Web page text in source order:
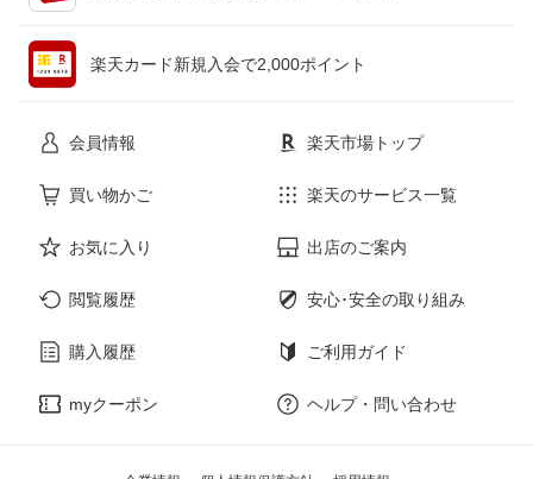
本・雑誌・コミック
楽天カード新規入会で2,000ポイント
会員情報 楽天市場トップ
買い物かご 楽天のサービス一覧
お気に入り 出店のご案内
閲覧履歴 安心･安全の取り組み
購入履歴 ご利用ガイド
myクーポン ヘルプ・問い合わせ